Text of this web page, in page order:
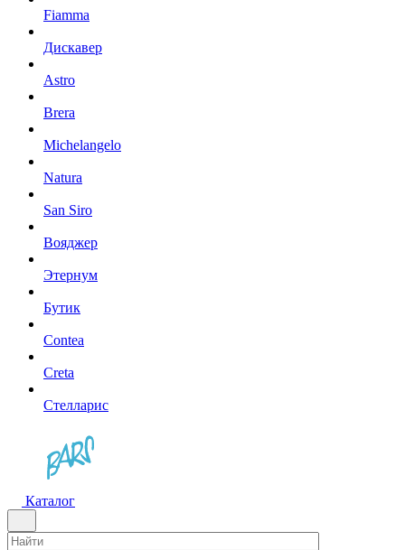
Fiamma
Дискавер
Astro
Brera
Michelangelo
Natura
San Siro
Вояджер
Этернум
Бутик
Contea
Creta
Стелларис
Каталог